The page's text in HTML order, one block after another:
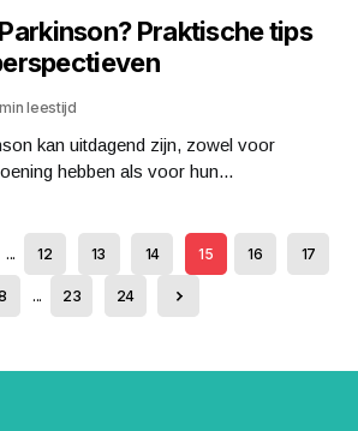
Praktische tips
leestijd
kan uitdagend zijn, zowel voor
hebben als voor hun...
... 12 13 14 15 16 17
... 23 24